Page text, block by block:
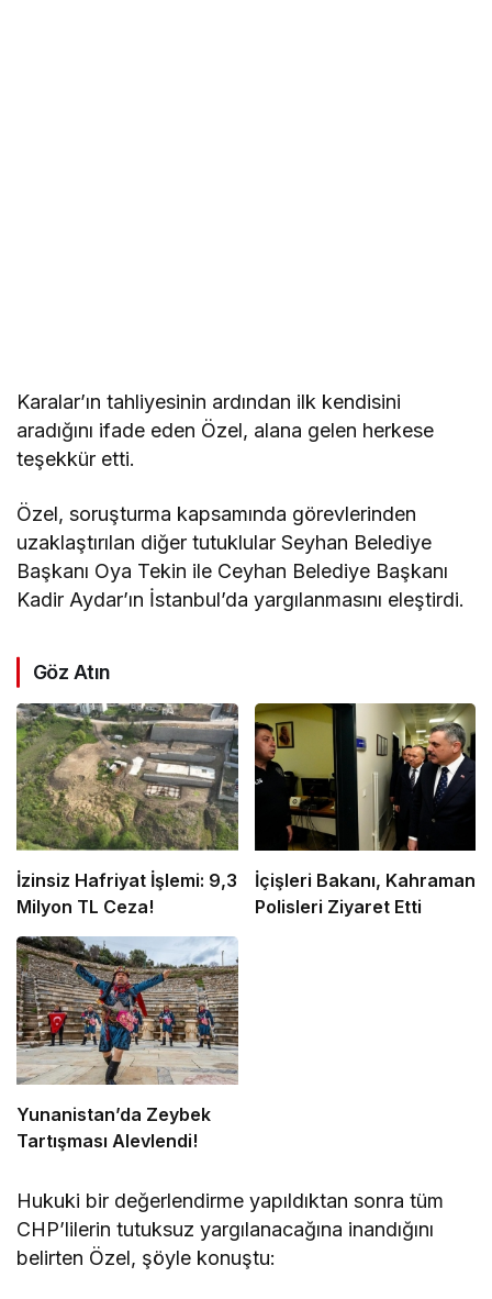
Karalar’ın tahliyesinin ardından ilk kendisini
aradığını ifade eden Özel, alana gelen herkese
teşekkür etti.
Özel, soruşturma kapsamında görevlerinden
uzaklaştırılan diğer tutuklular Seyhan Belediye
Başkanı Oya Tekin ile Ceyhan Belediye Başkanı
Kadir Aydar’ın İstanbul’da yargılanmasını eleştirdi.
Göz Atın
İzinsiz Hafriyat İşlemi: 9,3
Milyon TL Ceza!
İçişleri Bakanı, Kahraman
Polisleri Ziyaret Etti
Yunanistan’da Zeybek
Tartışması Alevlendi!
Hukuki bir değerlendirme yapıldıktan sonra tüm
CHP’lilerin tutuksuz yargılanacağına inandığını
belirten Özel, şöyle konuştu: